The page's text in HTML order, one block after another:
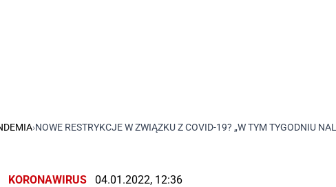
›NOWE RESTRYKCJE W ZWIĄZKU Z COVID-19? „W TYM TYGODNIU
KORONAWIRUS 04.01.2022, 12:36